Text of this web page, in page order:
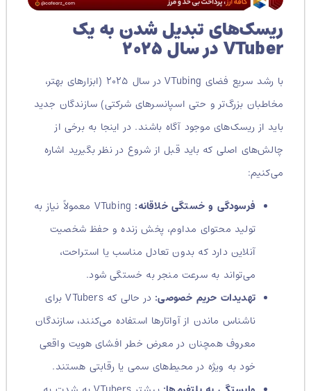
ریسک‌های تبدیل شدن به یک
VTuber در سال ۲۰۲۵
با رشد سریع فضای VTubing در سال ۲۰۲۵ (ابزارهای بهتر،
مخاطبان بزرگ‌تر و حتی اسپانسرهای شرکتی) سازندگان جدید
باید از ریسک‌های موجود آگاه باشند.در اینجا به برخی از
چالش‌های اصلی که باید قبل از شروع در نظر بگیرید اشاره
می‌کنیم:
فرسودگی و خستگی خلاقانه:
VTubing معمولاً نیاز به
تولید محتوای مداوم، پخش زنده و حفظ شخصیت
آنلاین دارد که بدون تعادل مناسب یا استراحت،
می‌تواند به سرعت منجر به خستگی شود.
تهدیدات حریم خصوصی:
در حالی که VTubers برای
ناشناس ماندن از آواتارها استفاده می‌کنند، سازندگان
معروف همچنان در معرض خطر افشای هویت واقعی
خود به ویژه در محیط‌های سمی یا رقابتی هستند.